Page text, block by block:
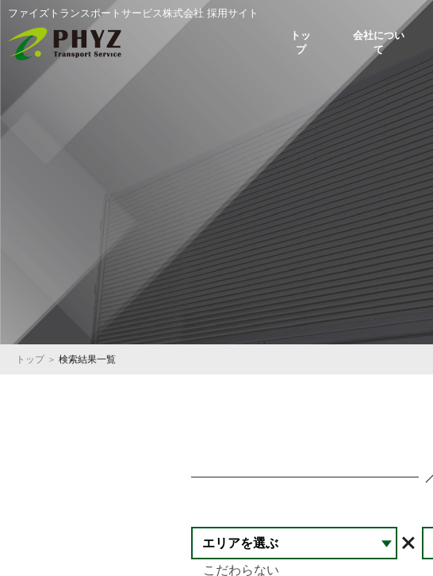
ファイズトランスポートサービス株式会社 採用サイト
トッ
プ
会社につい
て
トップ ＞ 検索結果一覧
エリアを選ぶ